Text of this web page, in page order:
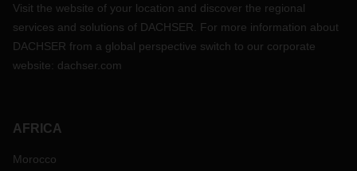
Visit the website of your location and discover the regional
services and solutions of DACHSER. For more information about
DACHSER from a global perspective switch to our corporate
website: dachser.com
AFRICA
Morocco